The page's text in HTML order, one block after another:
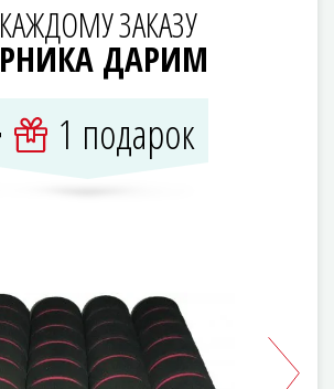
ЗАКАЗУ
ДАРИМ
1 подарок